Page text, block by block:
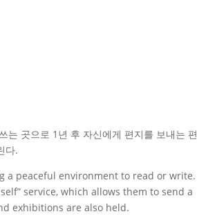
는 곳으로 1년 후 자신에게 편지를 보내는 편
다.
a peaceful environment to read or write.
service, which allows them to send a
exhibitions are also held.